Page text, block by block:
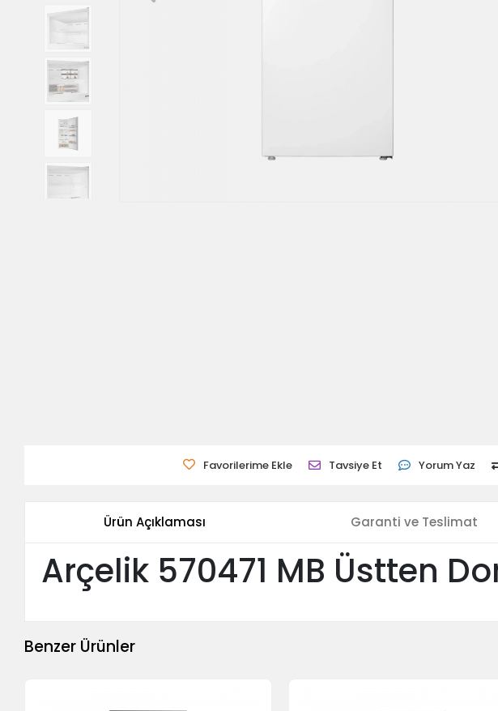
Favorilerime Ekle Tavsiye Et Yorum Yaz
Ürün Açıklaması Garanti ve Teslimat
Arçelik 570471 MB Üstten
Benzer Ürünler